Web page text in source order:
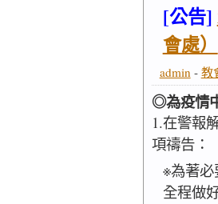
.jpg
[公告]
會處）
admin- 教
◎為疫情
1.在警報
項禱告：
※為著
全程做